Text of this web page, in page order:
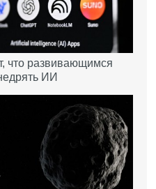
что развивающимся
ИИ